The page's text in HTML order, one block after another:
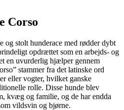
Corso
og stolt hunderace med rødder dybt
opdrættet som en arbejds- og
en uvurderlig hjælper gennem
stammer fra det latinske ord
eller vogter, hvilket ganske
rolle. Disse hunde blev
kvæg og familie, og de har endda
vildsvin og bjørne.